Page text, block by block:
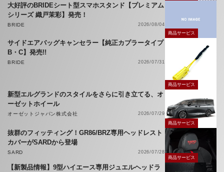
大好評のBRIDEシート型スマホスタンド【プレミアム
シリーズ 織戸茉彩】発売！
BRIDE
2026/08/04
商品サービス
サイドエアバッグキャンセラー【純正カプラータイプ
B・C】発売!!
BRIDE 2026/07/31
商品サービス
新型エルグランドのスタイルをさらに引き立てる、オ
ーゼットホイール
オーゼットジャパン株式会社
2026/07/29
商品サービス
抜群のフィッティング！GR86/BRZ専用ヘッドレスト
カバーがSARDから登場
SARD
2026/07/28
商品サービス
【新製品情報】9型ハイエース専用ジュエルヘッドラ